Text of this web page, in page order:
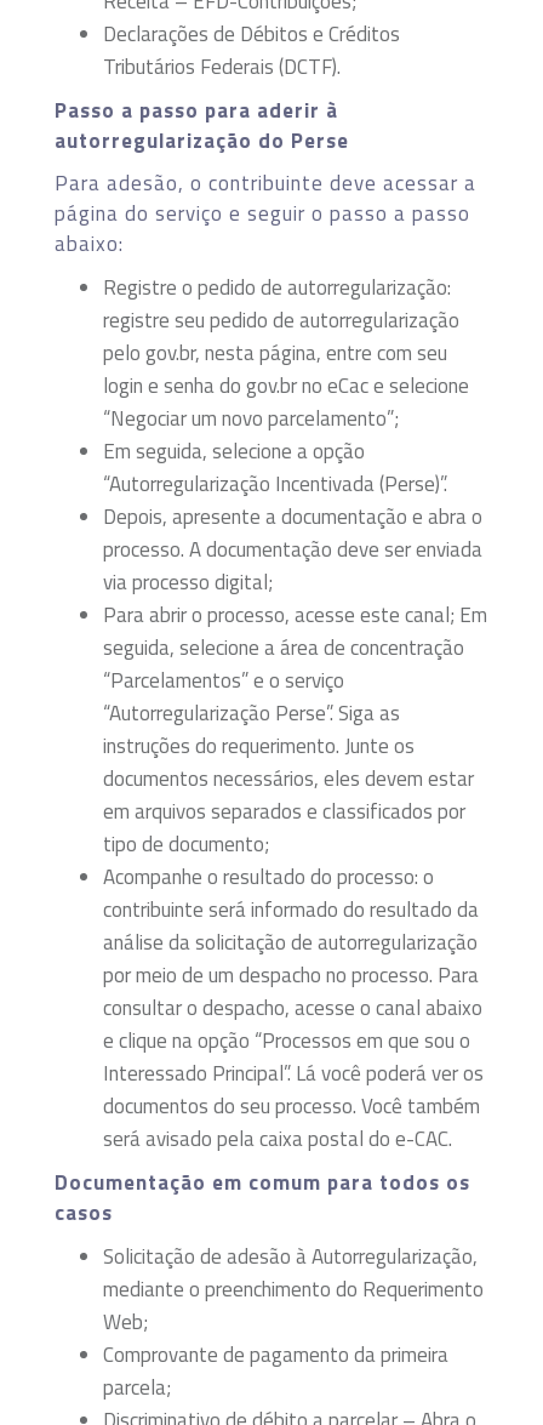
Declarações de Débitos e Créditos
Tributários Federais (DCTF).
Passo a passo para aderir à
autorregularização do Perse
Para adesão, o contribuinte deve acessar a
página do serviço e seguir o passo a passo
abaixo:
Registre o pedido de autorregularização:
registre seu pedido de autorregularização
pelo gov.br, nesta página, entre com seu
login e senha do gov.br no eCac e selecione
“Negociar um novo parcelamento”;
Em seguida, selecione a opção
“Autorregularização Incentivada (Perse)”.
Depois, apresente a documentação e abra o
processo. A documentação deve ser enviada
via processo digital;
Para abrir o processo, acesse este canal; Em
seguida, selecione a área de concentração
“Parcelamentos” e o serviço
“Autorregularização Perse”. Siga as
instruções do requerimento. Junte os
documentos necessários, eles devem estar
em arquivos separados e classificados por
tipo de documento;
Acompanhe o resultado do processo: o
contribuinte será informado do resultado da
análise da solicitação de autorregularização
por meio de um despacho no processo. Para
consultar o despacho, acesse o canal abaixo
e clique na opção “Processos em que sou o
Interessado Principal”. Lá você poderá ver os
documentos do seu processo. Você também
será avisado pela caixa postal do e-CAC.
Documentação em comum para todos os
casos
Solicitação de adesão à Autorregularização,
mediante o preenchimento do Requerimento
Web;
Comprovante de pagamento da primeira
parcela;